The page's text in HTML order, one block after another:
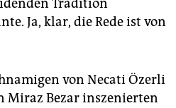
Tradition
Ja, klar, die Rede ist von
von Necati Özerli
Miraz Bezar inszenierten